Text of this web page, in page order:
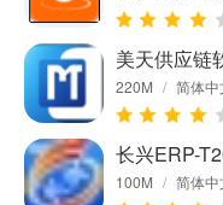
美天供应链
220M / 简体中
长兴ERP-
100M / 简体中